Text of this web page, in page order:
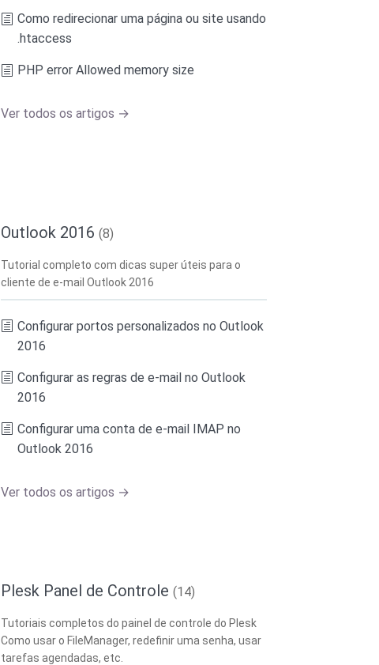
Como redirecionar uma página ou site usando
.htaccess
PHP error Allowed memory size
Ver todos os artigos →
Outlook 2016(8)
Tutorial completo com dicas super úteis para o
cliente de e-mail Outlook 2016
Configurar portos personalizados no Outlook
2016
Configurar as regras de e-mail no Outlook
2016
Configurar uma conta de e-mail IMAP no
Outlook 2016
Ver todos os artigos →
Plesk Panel de Controle(14)
Tutoriais completos do painel de controle do Plesk
Como usar o FileManager, redefinir uma senha, usar
tarefas agendadas, etc.